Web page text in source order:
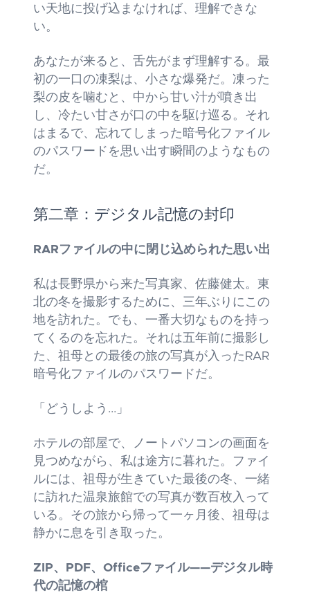
い天地に投げ込まなければ、理解できな
い。
あなたが来ると、舌先がまず理解する。最
初の一口の凍梨は、小さな爆発だ。凍った
梨の皮を噛むと、中から甘い汁が噴き出
し、冷たい甘さが口の中を駆け巡る。それ
はまるで、忘れてしまった暗号化ファイル
のパスワードを思い出す瞬間のようなもの
だ。
第二章：デジタル記憶の封印
RARファイルの中に閉じ込められた思い出
私は長野県から来た写真家、佐藤健太。東
北の冬を撮影するために、三年ぶりにこの
地を訪れた。でも、一番大切なものを持っ
てくるのを忘れた。それは五年前に撮影し
た、祖母との最後の旅の写真が入ったRAR
暗号化ファイルのパスワードだ。
「どうしよう...」
ホテルの部屋で、ノートパソコンの画面を
見つめながら、私は途方に暮れた。ファイ
ルには、祖母が生きていた最後の冬、一緒
に訪れた温泉旅館での写真が数百枚入って
いる。その旅から帰って一ヶ月後、祖母は
静かに息を引き取った。
ZIP、PDF、Officeファイル——デジタル時
代の記憶の棺